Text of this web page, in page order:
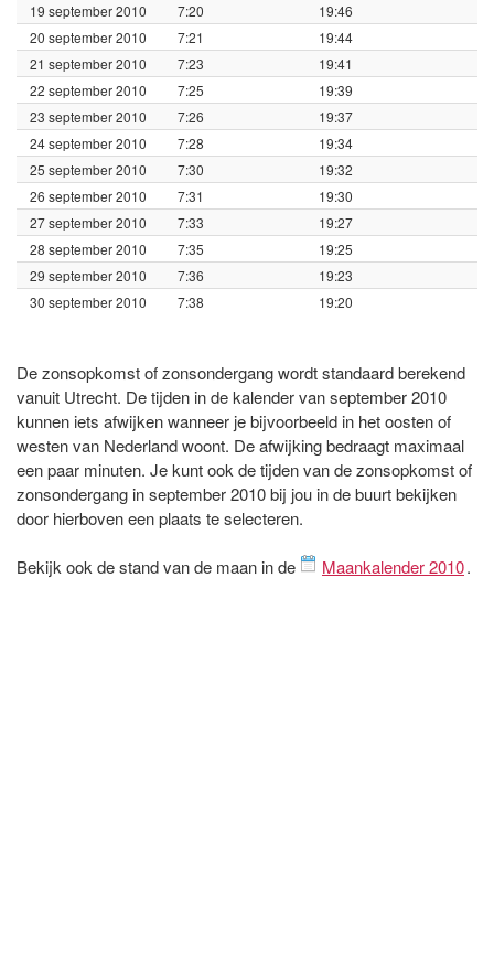
19 september 2010 7:20
19:46
20 september 2010
7:21
19:44
21 september 2010
7:23
19:41
22 september 2010
7:25
19:39
23 september 2010
7:26
19:37
24 september 2010
7:28
19:34
25 september 2010
7:30
19:32
26 september 2010
7:31
19:30
27 september 2010
7:33
19:27
28 september 2010
7:35
19:25
29 september 2010
7:36
19:23
30 september 2010
7:38 19:20
De zonsopkomst of zonsondergang wordt standaard berekend
vanuit Utrecht. De tijden in de kalender van september 2010
kunnen iets afwijken wanneer je bijvoorbeeld in het oosten of
westen van Nederland woont. De afwijking bedraagt maximaal
een paar minuten. Je kunt ook de tijden van de zonsopkomst of
zonsondergang in september 2010 bij jou in de buurt bekijken
door hierboven een plaats te selecteren.
Bekijk ook de stand van de maan in de Maankalender 2010.